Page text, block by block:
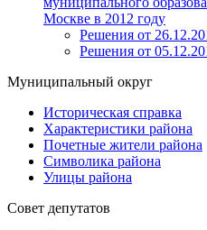
Москве в 2012 году
Решения от
Решения от
Муниципальный округ
Историческая справка
Характеристики района
Почетные жители района
Символика района
Улицы района
Совет депутатов